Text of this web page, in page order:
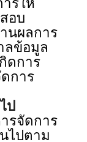
รให้
อบ
นผลการ
ลข้อมูล
ดการ
การ
ป
ดการ
ไปตาม